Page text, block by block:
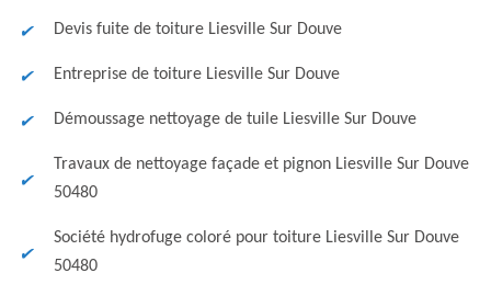
Devis fuite de toiture Liesville Sur Douve
Entreprise de toiture Liesville Sur Douve
Démoussage nettoyage de tuile Liesville Sur Douve
Travaux de nettoyage façade et pignon Liesville Sur Douve
50480
Société hydrofuge coloré pour toiture Liesville Sur Douve
50480